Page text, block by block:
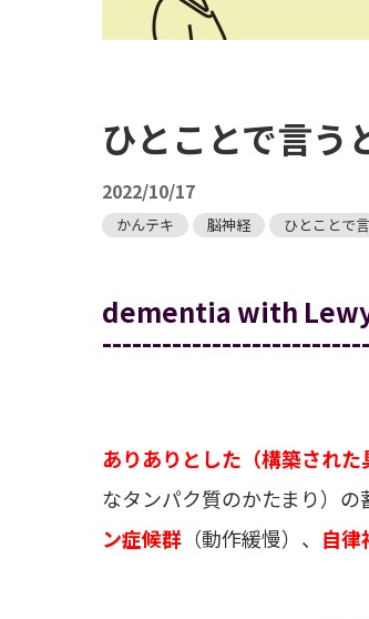
ひとことで言
2022/10/17
かんテキ 脳神経 ひとことで
dementia with
ありありとした（構築され
なタンパク質のかたまり）の
ン症候群 （動作緩慢）、 自律